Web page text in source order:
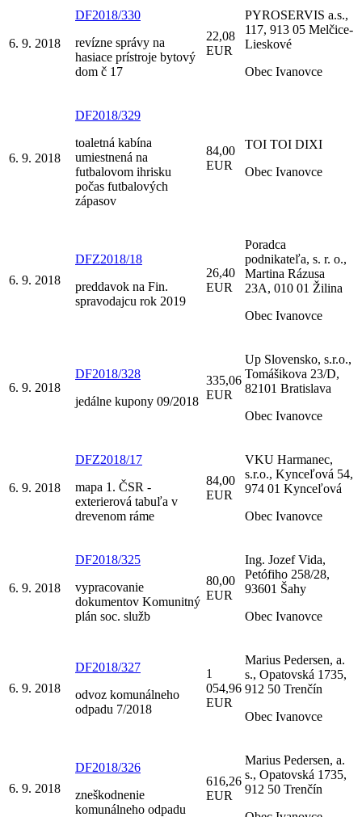
6. 9. 2018
DF2018/330
revízne správy na
hasiace prístroje bytový
dom č 17
22,08
EUR
PYROSERVIS a.s.,
117, 913 05 Melčice-
Lieskové
Obec Ivanovce
6. 9. 2018
DF2018/329
toaletná kabína
umiestnená na
futbalovom ihrisku
počas futbalových
zápasov
84,00
EUR
TOI TOI DIXI
Obec Ivanovce
6. 9. 2018
DFZ2018/18
preddavok na Fin.
spravodajcu rok 2019
26,40
EUR
Poradca
podnikateľa, s. r. o.,
Martina Rázusa
23A, 010 01 Žilina
Obec Ivanovce
6. 9. 2018
DF2018/328
jedálne kupony 09/2018
335,06
EUR
Up Slovensko, s.r.o.,
Tomášikova 23/D,
82101 Bratislava
Obec Ivanovce
6. 9. 2018
DFZ2018/17
mapa 1. ČSR -
exterierová tabuľa v
drevenom ráme
84,00
EUR
VKU Harmanec,
s.r.o., Kynceľová 54,
974 01 Kynceľová
Obec Ivanovce
6. 9. 2018
DF2018/325
vypracovanie
dokumentov Komunitný
plán soc. služb
80,00
EUR
Ing. Jozef Vida,
Petófiho 258/28,
93601 Šahy
Obec Ivanovce
6. 9. 2018
DF2018/327
odvoz komunálneho
odpadu 7/2018
1
054,96
EUR
Marius Pedersen, a.
s., Opatovská 1735,
912 50 Trenčín
Obec Ivanovce
6. 9. 2018
DF2018/326
zneškodnenie
komunálneho odpadu
616,26
EUR
Marius Pedersen, a.
s., Opatovská 1735,
912 50 Trenčín